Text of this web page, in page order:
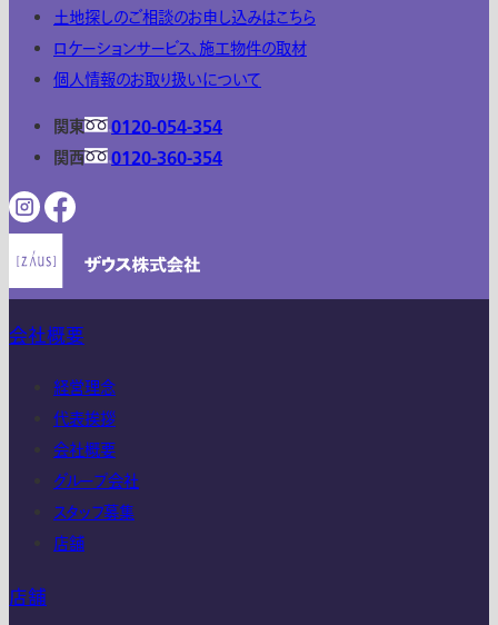
土地探しのご相談のお申し込みはこちら
ロケーションサービス、施工物件の取材
個人情報のお取り扱いについて
関東
0120-054-354
関西
0120-360-354
会社概要
経営理念
代表挨拶
会社概要
グループ会社
スタッフ募集
店舗
店舗